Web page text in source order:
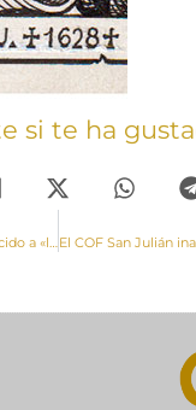
si te ha
El musical ‘Original, el paso de Carlo’ será reconocido a «la difusión de valores a través de la música» en la entrega de los premios SPERA 2024 de la Música Católica Contemporánea